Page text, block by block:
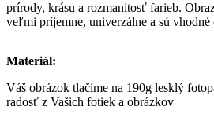
prírody, krásu a rozmanitosť farieb.
veľmi príjemne, univerzálne a sú
Materiál:
Váš obrázok tlačíme na 190g lesklý
radosť z Vašich fotiek a obrázkov